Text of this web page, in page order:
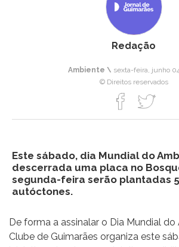
Redação
Ambiente \ sexta-feira, junho
© Direitos reservados
Este sábado, dia Mundial do
descerrada uma placa no
segunda-feira serão plantadas
autóctones.
De forma a assinalar o Dia Mundial
Clube de Guimarães organiza este